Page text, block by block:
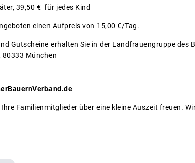
39,50 € für jedes Kind
einen Aufpreis von 15,00 €/Tag.
Gutscheine erhalten Sie in der Landfrauengruppe des
München
Familienmitglieder über eine kleine Auszeit freuen.